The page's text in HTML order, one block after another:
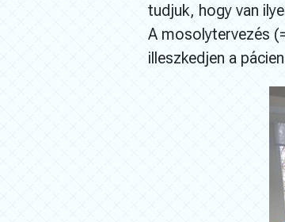
tudjuk, hogy van
A mosolytervezés
illeszkedjen a